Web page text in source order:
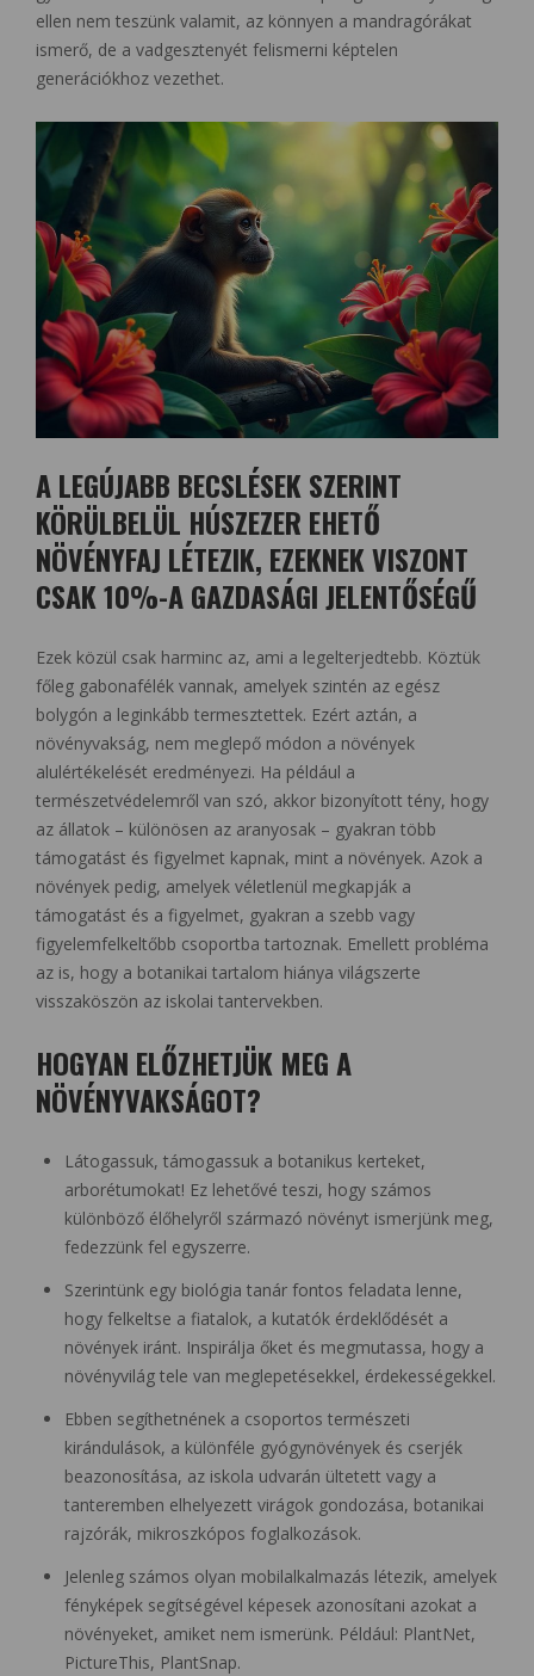
ellen nem teszünk valamit, az könnyen a mandragórákat
ismerő, de a vadgesztenyét felismerni képtelen
generációkhoz vezethet.
A LEGÚJABB BECSLÉSEK SZERINT
KÖRÜLBELÜL HÚSZEZER EHETŐ
NÖVÉNYFAJ LÉTEZIK, EZEKNEK VISZONT
CSAK 10%-A GAZDASÁGI JELENTŐSÉGŰ
Ezek közül csak harminc az, ami a legelterjedtebb. Köztük
főleg gabonafélék vannak, amelyek szintén az egész
bolygón a leginkább termesztettek. Ezért aztán, a
növényvakság, nem meglepő módon a növények
alulértékelését eredményezi. Ha például a
természetvédelemről van szó, akkor bizonyított tény, hogy
az állatok – különösen az aranyosak – gyakran több
támogatást és figyelmet kapnak, mint a növények. Azok a
növények pedig, amelyek véletlenül megkapják a
támogatást és a figyelmet, gyakran a szebb vagy
figyelemfelkeltőbb csoportba tartoznak. Emellett probléma
az is, hogy a botanikai tartalom hiánya világszerte
visszaköszön az iskolai tantervekben.
HOGYAN ELŐZHETJÜK MEG A
NÖVÉNYVAKSÁGOT?
Látogassuk, támogassuk a botanikus kerteket,
arborétumokat! Ez lehetővé teszi, hogy számos
különböző élőhelyről származó növényt ismerjünk meg,
fedezzünk fel egyszerre.
Szerintünk egy biológia tanár fontos feladata lenne,
hogy felkeltse a fiatalok, a kutatók érdeklődését a
növények iránt. Inspirálja őket és megmutassa, hogy a
növényvilág tele van meglepetésekkel, érdekességekkel.
Ebben segíthetnének a csoportos természeti
kirándulások, a különféle gyógynövények és cserjék
beazonosítása, az iskola udvarán ültetett vagy a
tanteremben elhelyezett virágok gondozása, botanikai
rajzórák, mikroszkópos foglalkozások.
Jelenleg számos olyan mobilalkalmazás létezik, amelyek
fényképek segítségével képesek azonosítani azokat a
növényeket, amiket nem ismerünk. Például: PlantNet,
PictureThis, PlantSnap.